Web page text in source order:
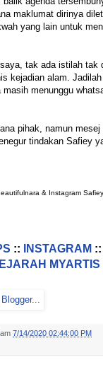
maklumat dirinya
yang lain untuk
tak ada istilah tak
kejadian alam.
menunggu
pihak, namun
tindakan Safiey
& Instagram
:: INSTAGRAM ::
MYARTIS
7/14/2020 02:44:00 PM